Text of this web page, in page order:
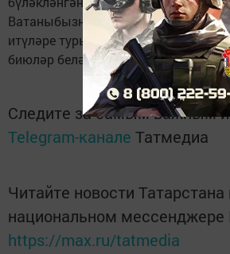
Ватаныбызның гимнын тыңлаганда
итүләре турында сөйләделәр.
биюләр белән үрелеп алып
Следите за самым важным
Telegram-канале Татмедиа
Читайте новости Татарстана
национальном мессенджере
https://max.ru/tatmedia